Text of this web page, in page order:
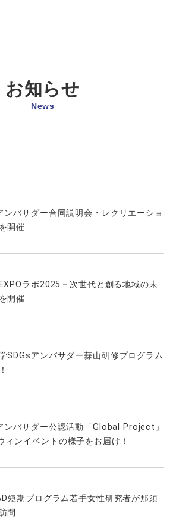
お知らせ
News
ンバサダー合同説明会・レクリエーショ
開催
EXPOラボ2025－次世代と創る地域の未
開催
SDGsアンバサダー蒜山研修プログラム
ンバサダー公認活動「Global Project」
ィンイベントの様子をお届け！
短期プログラム若手女性研究者が那須
問